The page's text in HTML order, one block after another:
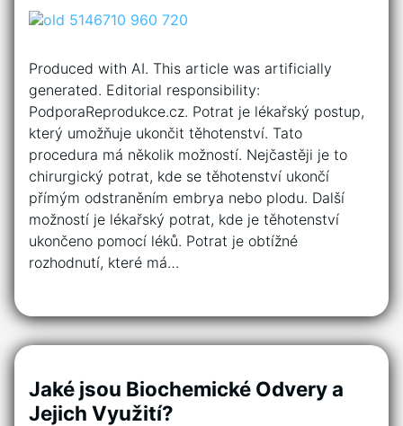
Produced with AI. This article was artificially
generated. Editorial responsibility:
PodporaReprodukce.cz. Potrat je lékařský postup,
který umožňuje ukončit těhotenství. Tato
procedura má několik možností. Nejčastěji je to
chirurgický potrat, kde se těhotenství ukončí
přímým odstraněním embrya nebo plodu. Další
možností je lékařský potrat, kde je těhotenství
ukončeno pomocí léků. Potrat je obtížné
rozhodnutí, které má…
Jaké jsou Biochemické Odvery a
Jejich Využití?